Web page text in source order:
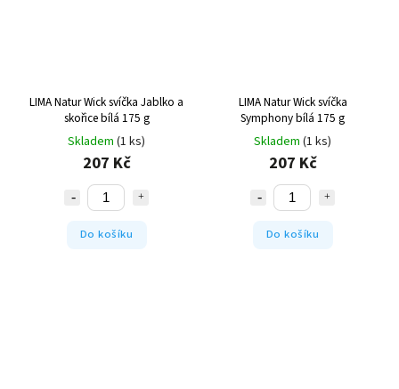
LIMA Natur Wick svíčka Jablko a
skořice bílá 175 g
Skladem (1 ks)
207 Kč
Do košíku
LIMA Natur Wick svíčka
Symphony bílá 175 g
Skladem (1 ks)
207 Kč
Do košíku